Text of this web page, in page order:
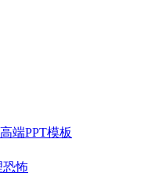
高端PPT模板
恐怖